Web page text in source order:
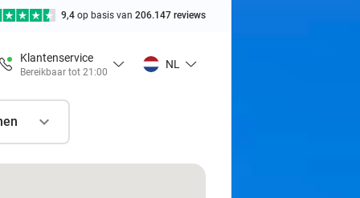
9,4 op basis van 206.147 reviews
Klantenservice
Bereikbaar tot 21:00
NL